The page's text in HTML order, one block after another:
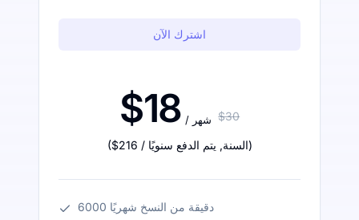
اشترك الآن
$18 / شهر $30
($216 / السنة, يتم الدفع سنويًا )
6000 دقيقة من النسخ شهريًا